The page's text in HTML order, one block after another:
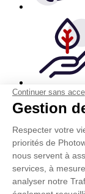
Continuer sans
Gestion
Respecter votre
priorités de
nous servent à
services, à
analyser notre
Aide &
Comparatif
Créer un
Votre
Partage
Stockage